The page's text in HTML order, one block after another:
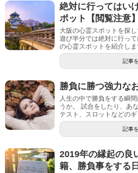
絶対に行ってはい
ポット【閲覧注意】
大阪の心霊スポットを探
遊び半分では絶対に行っ
の心霊スポットを紹介しま
記事
勝負に勝つ強力な
人生の中で勝負をする瞬
うか。 試合をしたり、あ
テスト、スロットなどのギ
記事
2019年の縁起の良
籍、勝負事をする